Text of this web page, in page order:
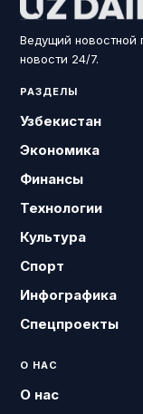
Ведущий новостной
новости 24/7.
РАЗДЕЛЫ
Узбекистан
Экономика
Финансы
Технологии
Культура
Спорт
Инфографика
Спецпроекты
О НАС
О нас